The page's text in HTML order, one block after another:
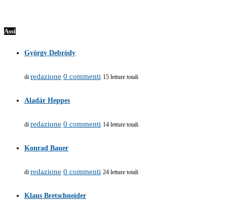
Assi
György Debrödy
di redazione 0 commenti 15 letture totali
Aladár Heppes
di redazione 0 commenti 14 letture totali
Konrad Bauer
di redazione 0 commenti 24 letture totali
Klaus Bretschneider